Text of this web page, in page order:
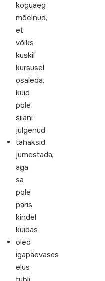
koguaeg
mõelnud,
et
võiks
kuskil
kursusel
osaleda,
kuid
pole
siiani
julgenud
tahaksid
jumestada,
aga
sa
pole
päris
kindel
kuidas
oled
igapäevases
elus